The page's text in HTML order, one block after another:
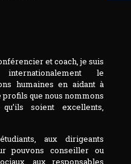
et coach, je suis
internationalement le
humaines en aidant à
profils que nous nommons
soient excellents,
aux dirigeants
pouvons conseiller ou
aux responsables